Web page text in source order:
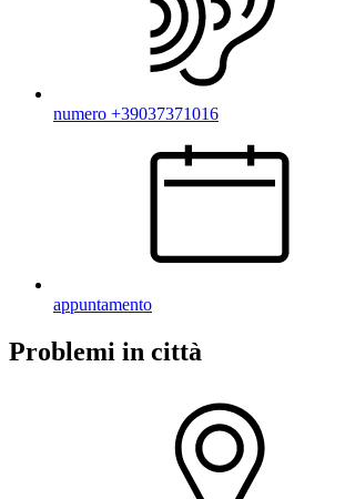
numero +39037371016
appuntamento
Problemi in città